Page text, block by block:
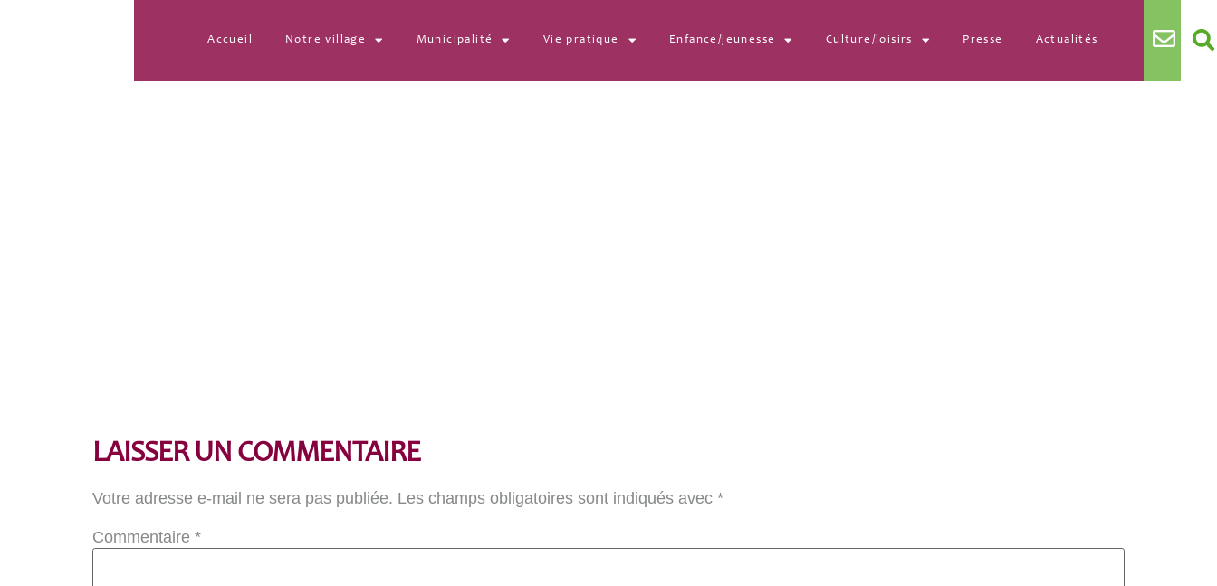
Accueil Notre village Municipalité Vie pratique Enfance/jeunesse Culture/loisirs Presse Actualités
LAISSER UN COMMENTAIRE
Votre adresse e-mail ne sera pas publiée. Les champs obligatoires sont indiqués avec *
Commentaire *